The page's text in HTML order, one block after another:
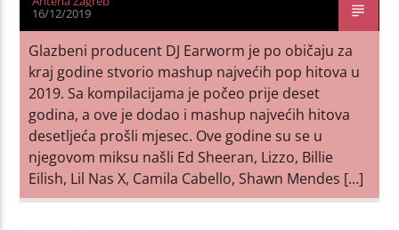
16/12/2019
Glazbeni producent DJ Earworm je po običaju za
kraj godine stvorio mashup najvećih pop hitova u
2019. Sa kompilacijama je počeo prije deset
godina, a ove je dodao i mashup najvećih hitova
desetljeća prošli mjesec. Ove godine su se u
njegovom miksu našli Ed Sheeran, Lizzo, Billie
Eilish, Lil Nas X, Camila Cabello, Shawn Mendes […]